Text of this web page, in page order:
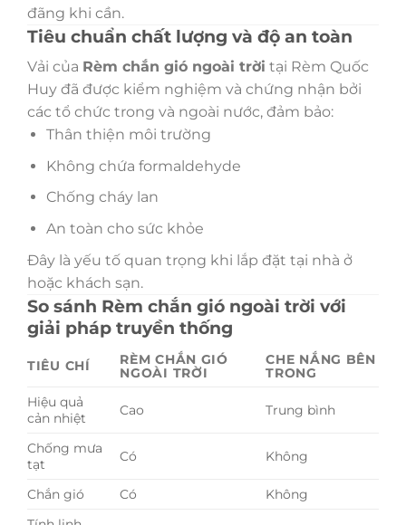
đãng khi cần.
Tiêu chuẩn chất lượng và độ an toàn
Vải của Rèm chắn gió ngoài trời tại Rèm Quốc
Huy đã được kiểm nghiệm và chứng nhận bởi
các tổ chức trong và ngoài nước, đảm bảo:
Thân thiện môi trường
Không chứa formaldehyde
Chống cháy lan
An toàn cho sức khỏe
Đây là yếu tố quan trọng khi lắp đặt tại nhà ở
hoặc khách sạn.
So sánh Rèm chắn gió ngoài trời với
giải pháp truyền thống
TIÊU CHÍ
RÈM CHẮN GIÓ
NGOÀI TRỜI
CHE NẮNG BÊN
TRONG
Hiệu quả
cản nhiệt
Cao Trung bình
Chống mưa
tạt
Có Không
Chắn gió Có
Không